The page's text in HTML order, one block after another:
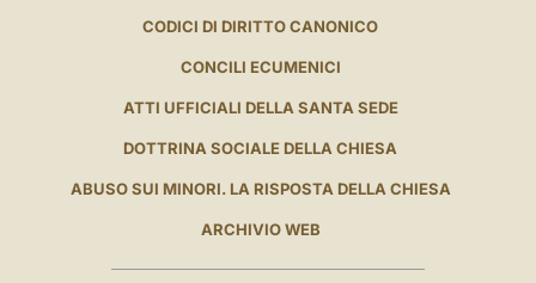
CODICI DI DIRITTO CANONICO
CONCILI ECUMENICI
ATTI UFFICIALI DELLA SANTA SEDE
DOTTRINA SOCIALE DELLA CHIESA
ABUSO SUI MINORI. LA RISPOSTA DELLA CHIESA
ARCHIVIO WEB